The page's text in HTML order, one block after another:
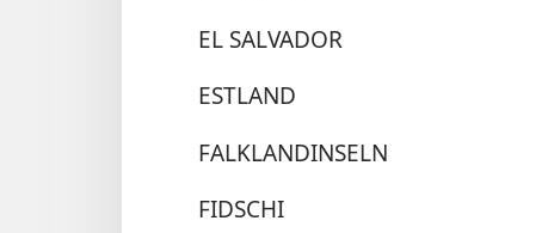
EL SALVADOR
ESTLAND
FALKLANDINSELN
FIDSCHI